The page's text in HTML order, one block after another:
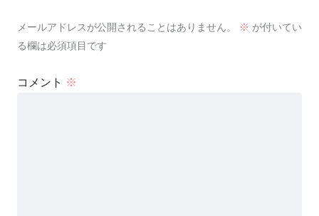
メールアドレスが公開されることはありません。 ※ が付いてい
る欄は必須項目です
コメント ※